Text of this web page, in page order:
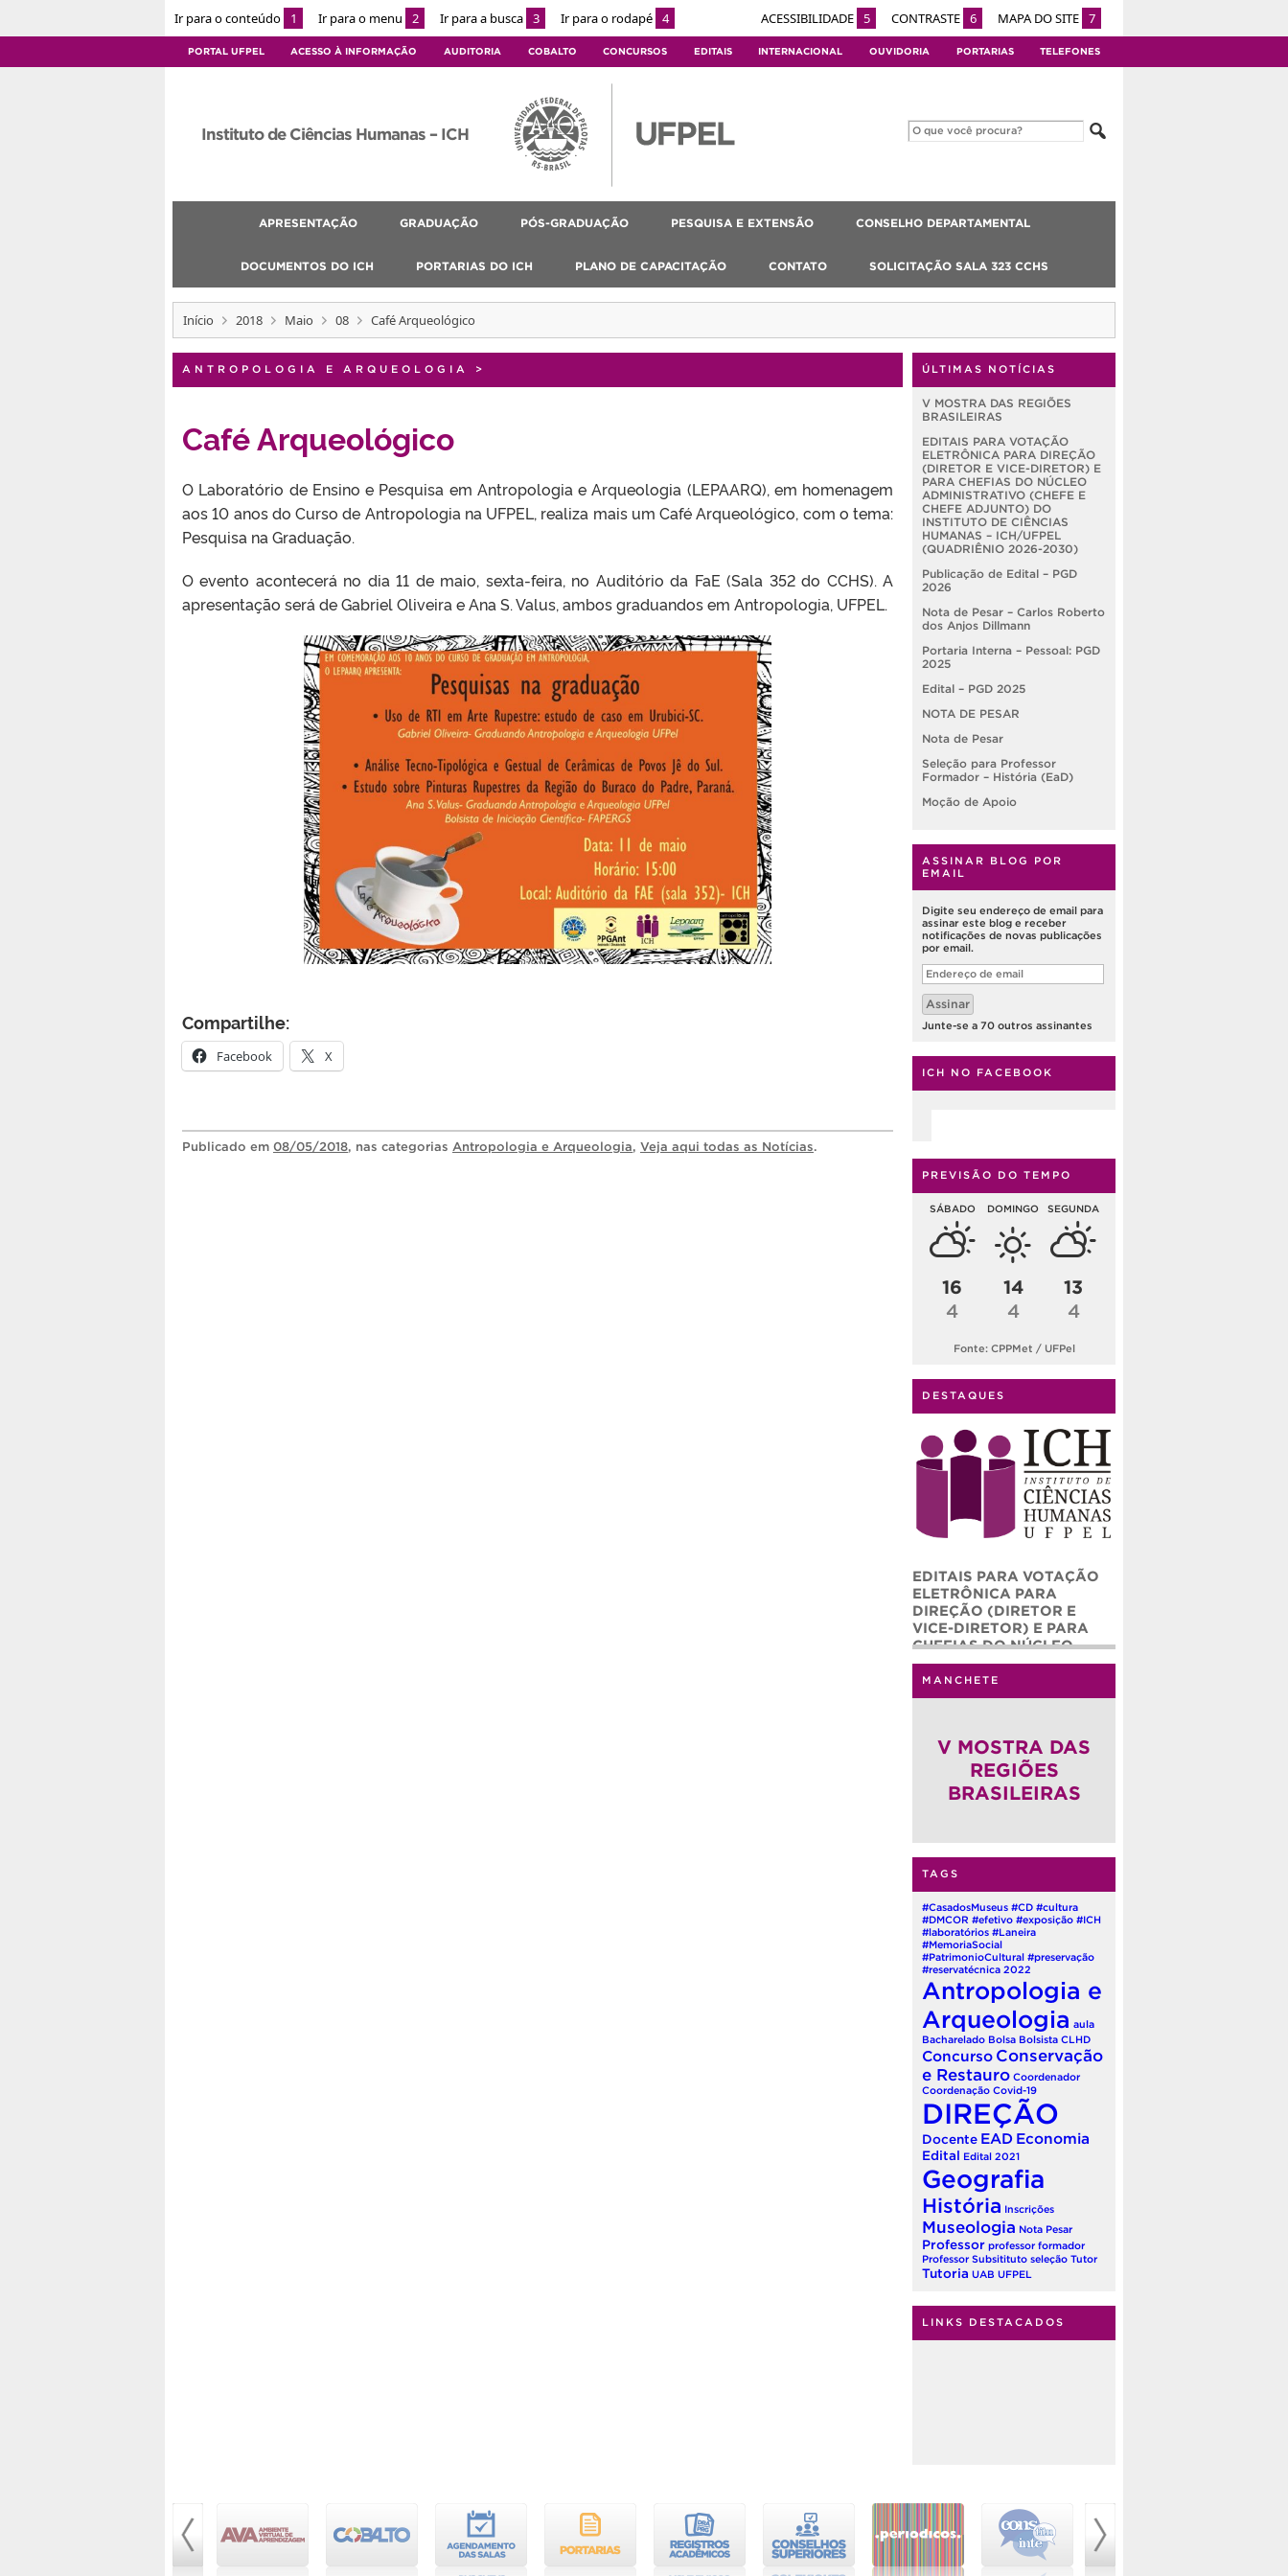
Ir para o conteúdo 1 Ir para o menu 2 Ir para a busca 3 Ir para o rodapé 4 ACESSIBILIDADE 5 CONTRASTE 6 MAPA DO SITE 7
PORTAL UFPEL ACESSO À INFORMAÇÃO AUDITORIA COBALTO CONCURSOS EDITAIS INTERNACIONAL OUVIDORIA PORTARIAS TELEFONES
Instituto de Ciências Humanas – ICH
APRESENTAÇÃO GRADUAÇÃO PÓS-GRADUAÇÃO PESQUISA E EXTENSÃO CONSELHO DEPARTAMENTAL
DOCUMENTOS DO ICH PORTARIAS DO ICH PLANO DE CAPACITAÇÃO CONTATO SOLICITAÇÃO SALA 323 CCHS
Início 2018 Maio 08 Café Arqueológico
ANTROPOLOGIA E ARQUEOLOGIA >
Café Arqueológico
O Laboratório de Ensino e Pesquisa em Antropologia e Arqueologia (LEPAARQ), em homenagem
aos 10 anos do Curso de Antropologia na UFPEL, realiza mais um Café Arqueológico, com o tema:
Pesquisa na Graduação.
O evento acontecerá no dia 11 de maio, sexta-feira, no Auditório da FaE (Sala 352 do CCHS). A
apresentação será de Gabriel Oliveira e Ana S. Valus, ambos graduandos em Antropologia, UFPEL.
Compartilhe:
Facebook X
Publicado em 08/05/2018, nas categorias Antropologia e Arqueologia, Veja aqui todas as Notícias.
ÚLTIMAS NOTÍCIAS
V MOSTRA DAS REGIÕES
BRASILEIRAS
EDITAIS PARA VOTAÇÃO
ELETRÔNICA PARA DIREÇÃO
(DIRETOR E VICE-DIRETOR) E
PARA CHEFIAS DO NÚCLEO
ADMINISTRATIVO (CHEFE E
CHEFE ADJUNTO) DO
INSTITUTO DE CIÊNCIAS
HUMANAS – ICH/UFPEL
(QUADRIÊNIO 2026-2030)
Publicação de Edital – PGD
2026
Nota de Pesar – Carlos Roberto
dos Anjos Dillmann
Portaria Interna – Pessoal: PGD
2025
Edital – PGD 2025
NOTA DE PESAR
Nota de Pesar
Seleção para Professor
Formador – História (EaD)
Moção de Apoio
ASSINAR BLOG POR
EMAIL
Digite seu endereço de email para
assinar este blog e receber
notificações de novas publicações
por email.
Endereço
de
email
Assinar
Junte-se a 70 outros assinantes
ICH NO FACEBOOK
PREVISÃO DO TEMPO
SÁBADO
16
4
DOMINGO
14
4
SEGUNDA
13
4
Fonte: CPPMet / UFPel
DESTAQUES
EDITAIS PARA VOTAÇÃO
ELETRÔNICA PARA
DIREÇÃO (DIRETOR E
VICE-DIRETOR) E PARA
CHEFIAS DO NÚCLEO
ADMINISTRATIVO (CHEFE
E CHEFE ADJUNTO) DO
INSTITUTO DE CIÊNCIAS
MANCHETE
V MOSTRA DAS
REGIÕES
BRASILEIRAS
TAGS
#CasadosMuseus #CD #cultura
#DMCOR #efetivo #exposição #ICH
#laboratórios #Laneira
#MemoriaSocial
#PatrimonioCultural #preservação
#reservatécnica 2022
Antropologia e
Arqueologia aula
Bacharelado Bolsa Bolsista CLHD
Concurso Conservação
e Restauro Coordenador
Coordenação Covid-19
DIREÇÃO
Docente EAD Economia
Edital Edital 2021
Geografia
História Inscrições
Museologia Nota Pesar
Professor professor formador
Professor Subsitituto seleção Tutor
Tutoria UAB UFPEL
LINKS DESTACADOS